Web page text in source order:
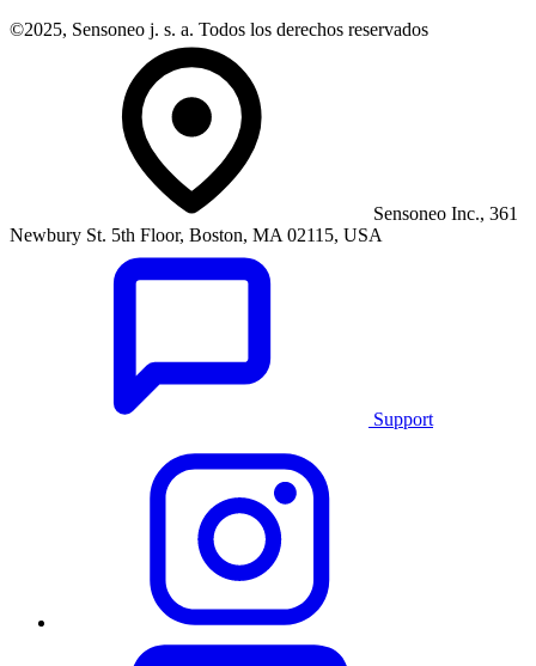
©2025, Sensoneo j. s. a. Todos los derechos reservados
Sensoneo Inc., 361
Newbury St. 5th Floor, Boston, MA 02115, USA
Support